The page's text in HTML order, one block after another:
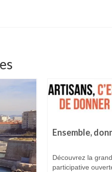
Ensemble,
Découvrez la
participative